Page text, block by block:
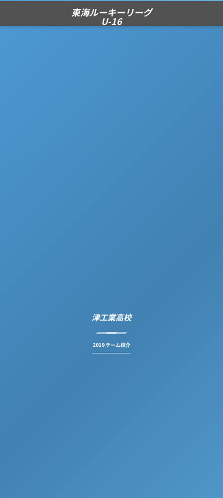
東海ルーキーリーグ
U-16
津工業高校
2019 チーム紹介